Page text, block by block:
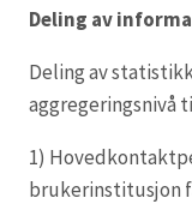
Deling av
Deling av
aggregeringsnivå
1)
brukerinstitusjon